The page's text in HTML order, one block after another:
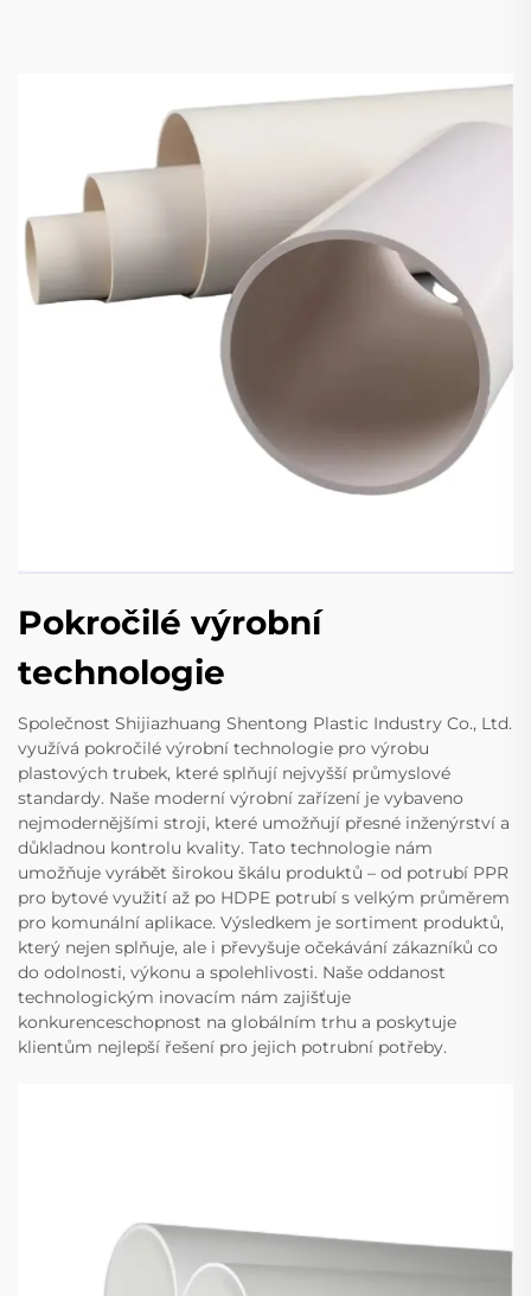
Pokročilé výrobní
technologie
Společnost Shijiazhuang Shentong Plastic Industry Co., Ltd.
využívá pokročilé výrobní technologie pro výrobu
plastových trubek, které splňují nejvyšší průmyslové
standardy. Naše moderní výrobní zařízení je vybaveno
nejmodernějšími stroji, které umožňují přesné inženýrství a
důkladnou kontrolu kvality. Tato technologie nám
umožňuje vyrábět širokou škálu produktů – od potrubí PPR
pro bytové využití až po HDPE potrubí s velkým průměrem
pro komunální aplikace. Výsledkem je sortiment produktů,
který nejen splňuje, ale i převyšuje očekávání zákazníků co
do odolnosti, výkonu a spolehlivosti. Naše oddanost
technologickým inovacím nám zajišťuje
konkurenceschopnost na globálním trhu a poskytuje
klientům nejlepší řešení pro jejich potrubní potřeby.